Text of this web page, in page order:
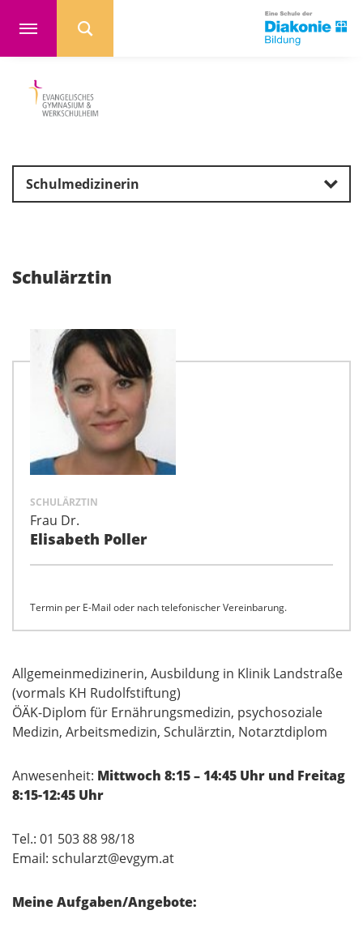
Schulmedizinerin
Schulärztin
SCHULÄRZTIN
Frau Dr.
Elisabeth Poller
Termin per E-Mail oder nach telefonischer Vereinbarung.
Allgemeinmedizinerin, Ausbildung in Klinik Landstraße
(vormals KH Rudolfstiftung)
ÖÄK-Diplom für Ernährungsmedizin, psychosoziale
Medizin, Arbeitsmedizin, Schulärztin, Notarztdiplom
Anwesenheit: Mittwoch 8:15 – 14:45 Uhr und Freitag
8:15-12:45 Uhr
Tel.: 01 503 88 98/18
Email: schularzt@evgym.at
Meine Aufgaben/Angebote: